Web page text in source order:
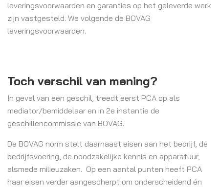
leveringsvoorwaarden en garanties op het geleverde werk
zijn vastgesteld. We volgende de BOVAG
leveringsvoorwaarden.
Toch verschil van mening?
In geval van een geschil, treedt eerst PCA op als
mediator/bemiddelaar en in 2e instantie de
geschillencommissie van BOVAG.
De BOVAG norm stelt daarnaast eisen aan het bedrijf, de
bedrijfsvoering, de noodzakelijke kennis en apparatuur,
alsmede milieuzaken. Op een aantal punten heeft PCA
haar eisen verder aangescherpt om onderscheidend én